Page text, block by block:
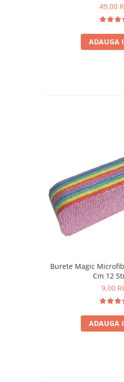
49,00
ADAUGA
Burete Magic
Cm 12
9,00
ADAUGA